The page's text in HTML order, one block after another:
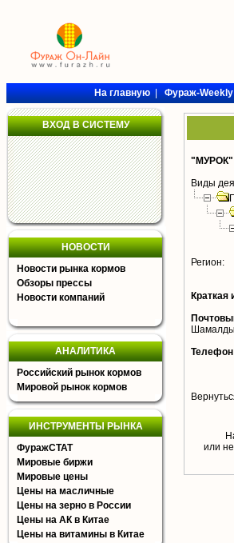
На главную|Фураж-Weekly
ВХОД В СИСТЕМУ
НОВОСТИ
Новости рынка кормов
Обзоры прессы
Новости компаний
АНАЛИТИКА
Российский рынок кормов
Мировой рынок кормов
ИНСТРУМЕНТЫ РЫНКА
ФуражСТАТ
Мировые биржи
Мировые цены
Цены на масличные
Цены на зерно в России
Цены на АК в Китае
Цены на витамины в Китае
"МУРОК"
Виды
Регион:
Телефон
или